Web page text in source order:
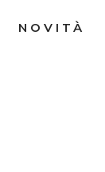
NOVITÀ